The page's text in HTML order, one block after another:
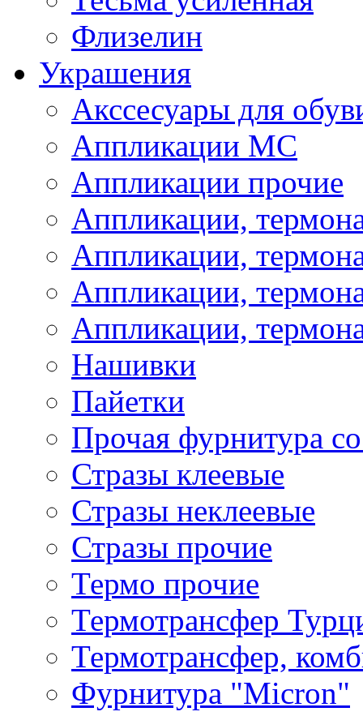
Флизелин
Украшения
Акссесуары для
Аппликации МС
Аппликации прочие
Аппликации,
Аппликации,
Аппликации,
Аппликации,
Нашивки
Пайетки
Прочая фурнитура
Стразы клеевые
Стразы неклеевые
Стразы прочие
Термо прочие
Термотрансфер
Термотрансфер,
Фурнитура "Micron"